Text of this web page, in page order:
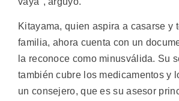
Kitayama, quien aspira a casarse y
familia, ahora cuenta con un
la reconoce como minusválida. Su
también cubre los medicamentos y
un consejero, que es su asesor